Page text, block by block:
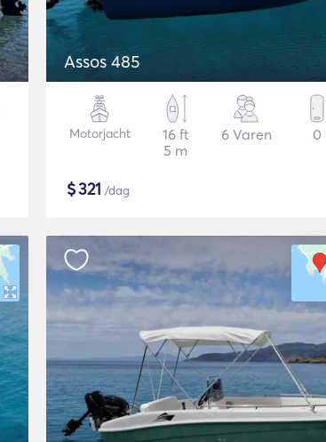
Assos 485
Motorjacht
16 ft
5 m
6 Varen 0
$321 /dag